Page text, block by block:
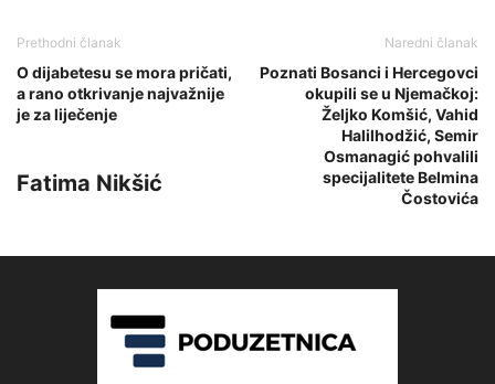
Prethodni članak
O dijabetesu se mora pričati,
a rano otkrivanje najvažnije
je za liječenje
Naredni članak
Poznati Bosanci i Hercegovci
okupili se u Njemačkoj:
Željko Komšić, Vahid
Halilhodžić, Semir
Osmanagić pohvalili
specijalitete Belmina
Čostovića
Fatima Nikšić